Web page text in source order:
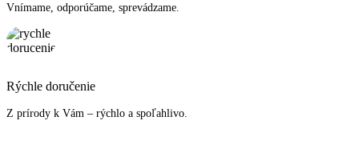
Vnímame, odporúčame, sprevádzame.
Rýchle doručenie
Z prírody k Vám – rýchlo a spoľahlivo.